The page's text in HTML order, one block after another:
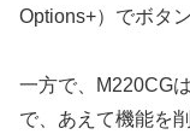
Options+）でボタ
一方で、M220CGは
で、あえて機能を